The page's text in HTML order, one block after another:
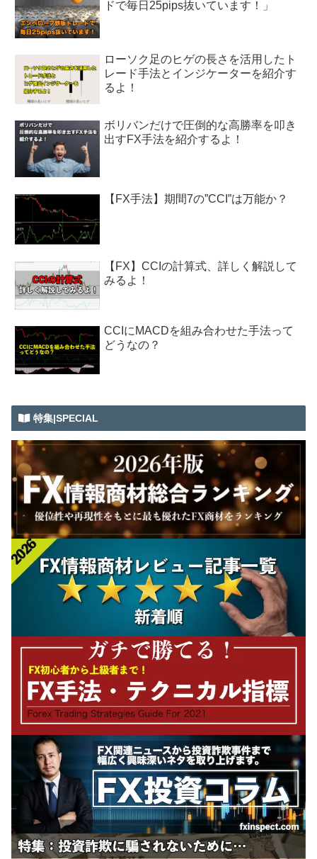
ドで毎日25pips抜いています！」
ローソク足のヒゲの長さを活用したト
レード手法とインジケーターを紹介す
るよ！
ボリバンだけで圧倒的な高勝率を叩き
出すFX手法を紹介するよ！
【FX手法】期間7の”CCI”は万能か？
【FX】CCIの計算式、詳しく解説して
みるよ！
CCIにMACDを組み合わせた手法って
どうなの？
特集|SPECIAL